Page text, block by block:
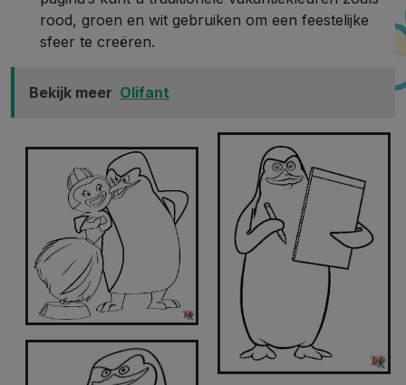
rood, groen en wit gebruiken om een feestelijke
sfeer te creëren.
Bekijk meer Olifant